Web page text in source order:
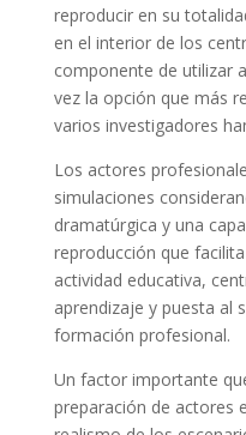
reproducir en su
en el interior de los
componente de utilizar
vez la opción que más
varios investigadores
Los actores
simulaciones
dramatúrgica y una
reproducción que
actividad educativa,
aprendizaje y puesta al
formación profesional.
Un factor importante
preparación de actores